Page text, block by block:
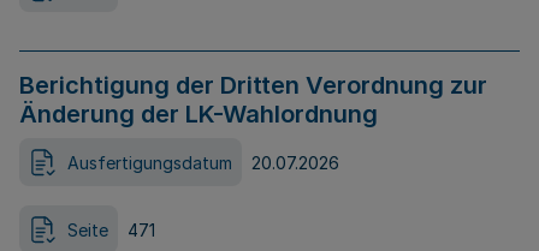
Berichtigung der Dritten Verordnung zur
Änderung der LK-Wahlordnung
Ausfertigungsdatum 20.07.2026
Seite 471